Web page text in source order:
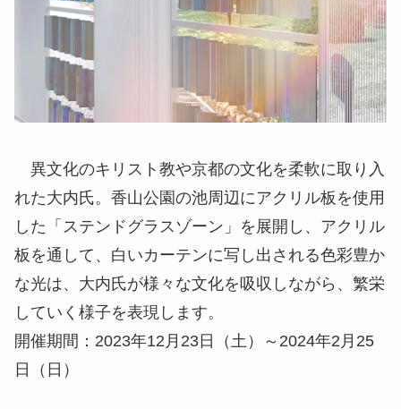
異文化のキリスト教や京都の文化を柔軟に取り入
れた大内氏。香山公園の池周辺にアクリル板を使用
した「ステンドグラスゾーン」を展開し、アクリル
板を通して、白いカーテンに写し出される色彩豊か
な光は、大内氏が様々な文化を吸収しながら、繁栄
していく様子を表現します。
開催期間：2023年12月23日（土）～2024年2月25
日（日）